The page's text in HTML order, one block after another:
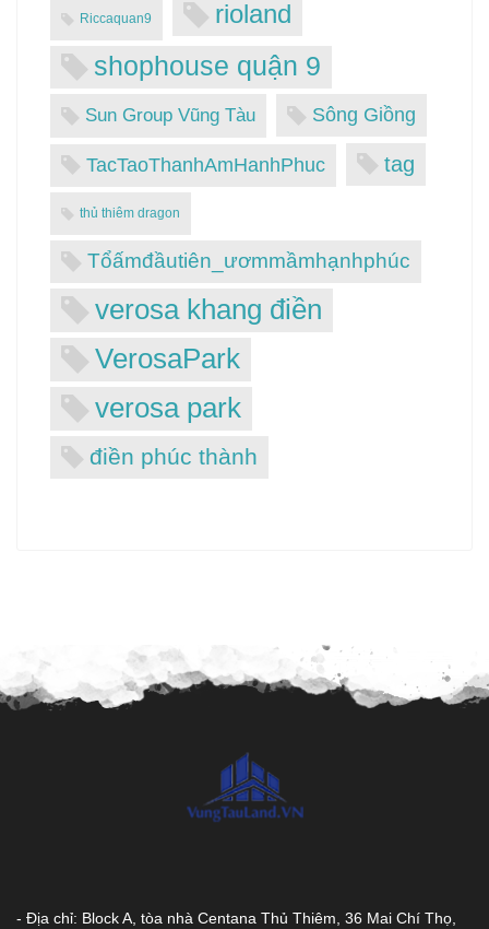
Riccaquan9
rioland
shophouse quận 9
Sun Group Vũng Tàu Sông Giồng
TacTaoThanhAmHanhPhuc tag
thủ thiêm dragon
Tổấmđầutiên_ươmmầmhạnhphúc
verosa khang điền
VerosaPark
verosa park
điền phúc thành
- Địa chỉ: Block A, tòa nhà Centana Thủ Thiêm, 36 Mai Chí Thọ,